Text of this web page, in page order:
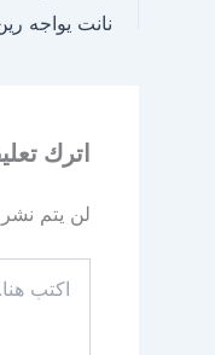
اترك
لن يتم نشر
هنا...